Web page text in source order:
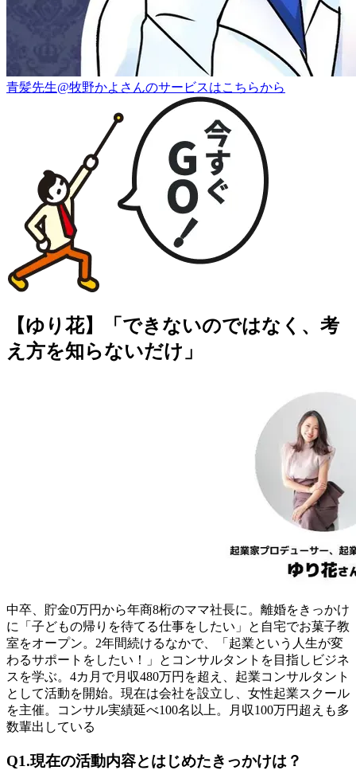
青髪先生@牧野かよさんのサービスはこちらから
【ゆり花】「できないのではなく、考
え方を知らないだけ」
中卒、貯金0万円から年商8桁のママ社長に。離婚をきっかけ
に「子どもの帰りを待てる仕事をしたい」と自宅でお菓子教
室をオープン。2年間続けるなかで、「起業という人生が変
わるサポートをしたい！」とコンサルタントを目指しビジネ
スを学ぶ。4カ月で月収480万円を超え、起業コンサルタント
として活動を開始。現在は会社を設立し、女性起業スクール
を主催。コンサル実績延べ100名以上。月収100万円超えも多
数輩出している
Q1.現在の活動内容とはじめたきっかけは？